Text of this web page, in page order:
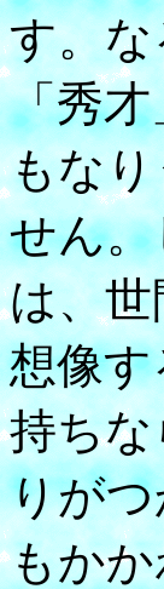
す。
「秀
もな
せん
は、
想像
持ち
りが
もか